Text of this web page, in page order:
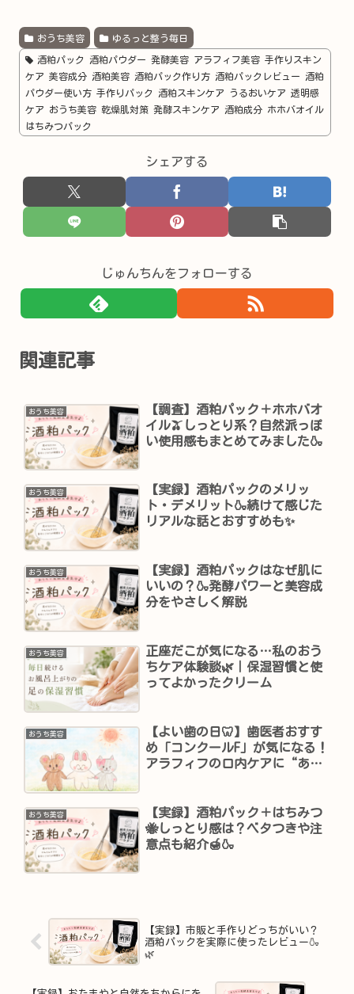
おうち美容 ゆるっと整う毎日
酒粕パック 酒粕パウダー 発酵美容 アラフィフ美容 手作りスキン
ケア 美容成分 酒粕美容 酒粕パック作り方 酒粕パックレビュー 酒粕
パウダー使い方 手作りパック 酒粕スキンケア うるおいケア 透明感
ケア おうち美容 乾燥肌対策 発酵スキンケア 酒粕成分 ホホバオイル
はちみつパック
シェアする
じゅんちんをフォローする
関連記事
おうち美容
【調査】酒粕パック＋ホホバオ
イル🫒しっとり系？自然派っぽ
い使用感もまとめてみました🍶
おうち美容
【実録】酒粕パックのメリッ
ト・デメリット🍶続けて感じた
リアルな話とおすすめも✨
おうち美容
【実録】酒粕パックはなぜ肌に
いいの？🍶発酵パワーと美容成
分をやさしく解説
おうち美容
正座だこが気になる…私のおう
ちケア体験談🌿｜保湿習慣と使
ってよかったクリーム
おうち美容
【よい歯の日🦷】歯医者おすす
め「コンクールF」が気になる！
アラフィフの口内ケアに“あと
おうち美容
【実録】酒粕パック＋はちみつ
🐝しっとり感は？ベタつきや注
意点も紹介🍯🍶
【実録】市販と手作りどっちがいい？
酒粕パックを実際に使ったレビュー🍶
🌿